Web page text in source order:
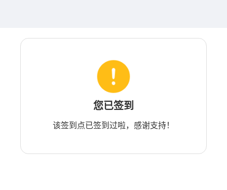
您已签到
该签到点已签到过啦，感谢支持！